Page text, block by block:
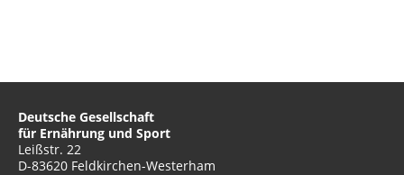
Deutsche Gesellschaft
für Ernährung und Sport
Leißstr. 22
D-83620 Feldkirchen-Westerham